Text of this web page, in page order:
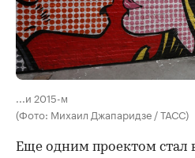
...и 2015-м
(Фото: Михаил Джапаридзе / ТАСС)
Еще одним проектом стал